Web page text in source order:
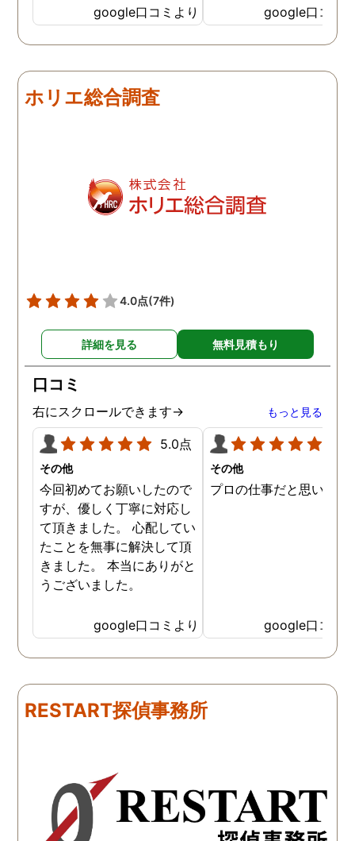
google口コミより
のが、スゴく早く問題を
決していただき、大変助
りました。 次回も是非
しろ最初の相談の段階が
google口コミ
ホリエ総合調査
4.0点(7件)
詳細を見る 無料見積もり
口コミ
右にスクロールできます→ もっと見る
5.0点
その他
今回初めてお願いしたので
すが、優しく丁寧に対応し
て頂きました。 心配してい
たことを無事に解決して頂
きました。 本当にありがと
うございました。
google口コミより
その他
プロの仕事だと思います
google口コミ
RESTART探偵事務所